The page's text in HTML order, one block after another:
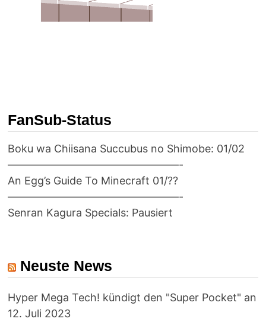
FanSub-Status
Boku wa Chiisana Succubus no Shimobe: 01/02
————————————————-
An Egg’s Guide To Minecraft 01/??
————————————————-
Senran Kagura Specials: Pausiert
Neuste News
Hyper Mega Tech! kündigt den "Super Pocket" an
12. Juli 2023